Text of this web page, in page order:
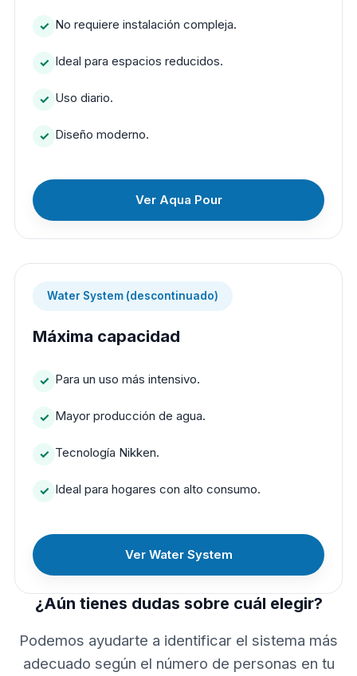
No requiere instalación compleja.
Ideal para espacios reducidos.
Uso diario.
Diseño moderno.
Ver Aqua Pour
Water System (descontinuado)
Máxima capacidad
Para un uso más intensivo.
Mayor producción de agua.
Tecnología Nikken.
Ideal para hogares con alto consumo.
Ver Water System
¿Aún tienes dudas sobre cuál elegir?
Podemos ayudarte a identificar el sistema más
adecuado según el número de personas en tu